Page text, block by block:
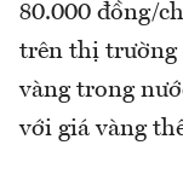
80.000 đồng/
trên thị trường
vàng trong
với giá vàng